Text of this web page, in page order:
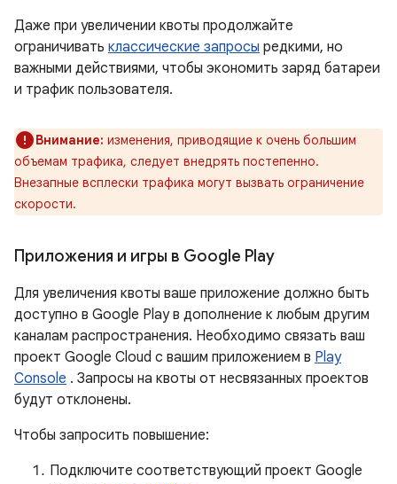
Даже при увеличении квоты продолжайте
ограничивать классические запросы редкими, но
важными действиями, чтобы экономить заряд батареи
и трафик пользователя.
Внимание: изменения, приводящие к очень большим
объемам трафика, следует внедрять постепенно.
Внезапные всплески трафика могут вызвать ограничение
скорости.
Приложения и игры в Google Play
Для увеличения квоты ваше приложение должно быть
доступно в Google Play в дополнение к любым другим
каналам распространения. Необходимо связать ваш
проект Google Cloud с вашим приложением в Play
Console . Запросы на квоты от несвязанных проектов
будут отклонены.
Чтобы запросить повышение:
Подключите соответствующий проект Google